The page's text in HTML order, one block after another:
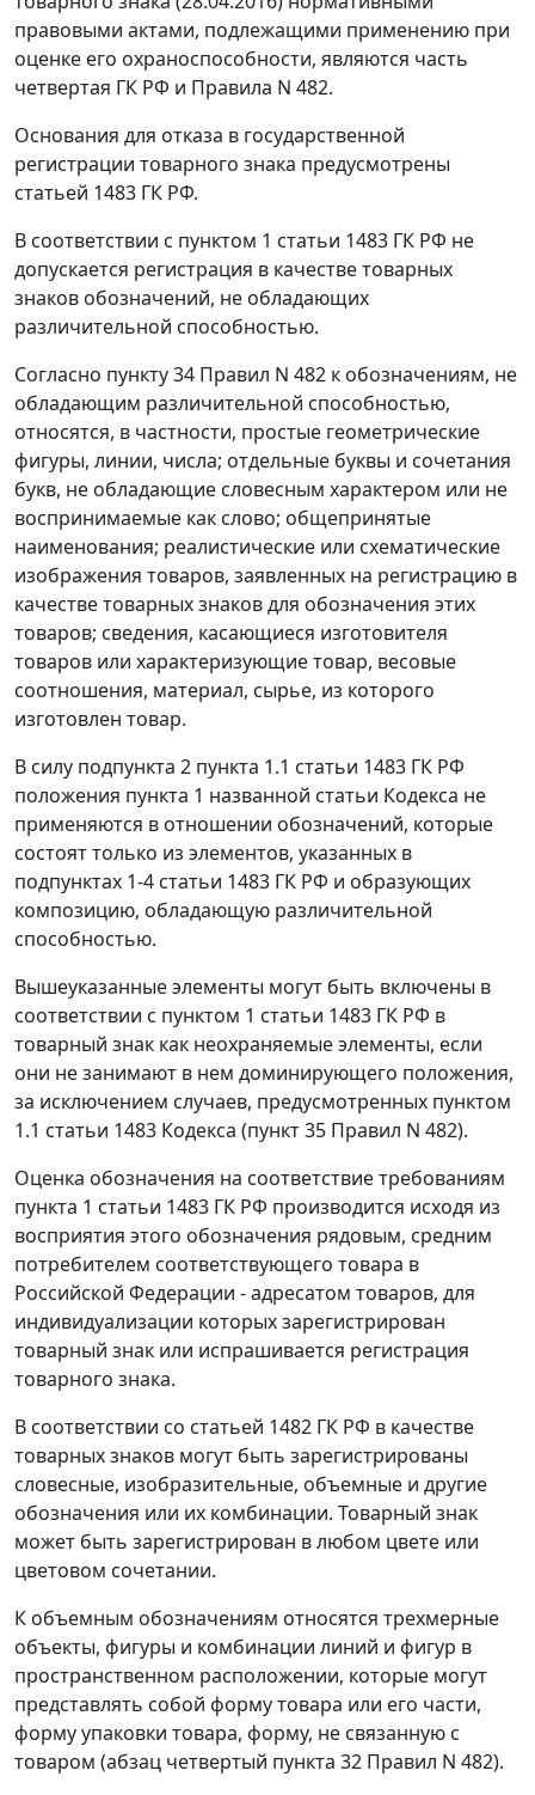
правовыми актами, подлежащими применению при
оценке его охраноспособности, являются часть
четвертая ГК РФ и Правила N 482.
Основания для отказа в государственной
регистрации товарного знака предусмотрены
статьей 1483 ГК РФ.
В соответствии с пунктом 1 статьи 1483 ГК РФ не
допускается регистрация в качестве товарных
знаков обозначений, не обладающих
различительной способностью.
Согласно пункту 34 Правил N 482 к обозначениям, не
обладающим различительной способностью,
относятся, в частности, простые геометрические
фигуры, линии, числа; отдельные буквы и сочетания
букв, не обладающие словесным характером или не
воспринимаемые как слово; общепринятые
наименования; реалистические или схематические
изображения товаров, заявленных на регистрацию в
качестве товарных знаков для обозначения этих
товаров; сведения, касающиеся изготовителя
товаров или характеризующие товар, весовые
соотношения, материал, сырье, из которого
изготовлен товар.
В силу подпункта 2 пункта 1.1 статьи 1483 ГК РФ
положения пункта 1 названной статьи Кодекса не
применяются в отношении обозначений, которые
состоят только из элементов, указанных в
подпунктах 1-4 статьи 1483 ГК РФ и образующих
композицию, обладающую различительной
способностью.
Вышеуказанные элементы могут быть включены в
соответствии с пунктом 1 статьи 1483 ГК РФ в
товарный знак как неохраняемые элементы, если
они не занимают в нем доминирующего положения,
за исключением случаев, предусмотренных пунктом
1.1 статьи 1483 Кодекса (пункт 35 Правил N 482).
Оценка обозначения на соответствие требованиям
пункта 1 статьи 1483 ГК РФ производится исходя из
восприятия этого обозначения рядовым, средним
потребителем соответствующего товара в
Российской Федерации - адресатом товаров, для
индивидуализации которых зарегистрирован
товарный знак или испрашивается регистрация
товарного знака.
В соответствии со статьей 1482 ГК РФ в качестве
товарных знаков могут быть зарегистрированы
словесные, изобразительные, объемные и другие
обозначения или их комбинации. Товарный знак
может быть зарегистрирован в любом цвете или
цветовом сочетании.
К объемным обозначениям относятся трехмерные
объекты, фигуры и комбинации линий и фигур в
пространственном расположении, которые могут
представлять собой форму товара или его части,
форму упаковки товара, форму, не связанную с
товаром (абзац четвертый пункта 32 Правил N 482).